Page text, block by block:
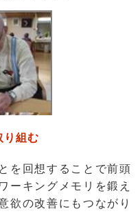
り組む
を回想することで前頭
ーキングメモリを鍛え
欲の改善にもつながり